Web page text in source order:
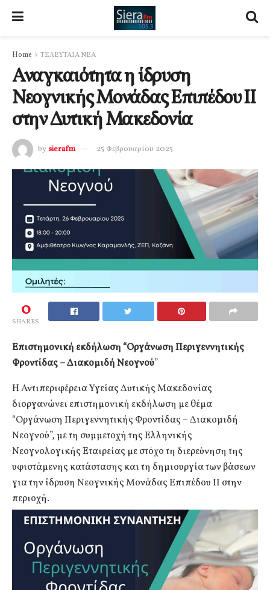
Home ΤΕΛΕΥΤΑΙΑ ΝΕΑ
Αναγκαιότητα η ίδρυση
Νεογνικής Μονάδας Επιπέδου ΙΙ
στην Δυτική Μακεδονία
by sierafm 25 Φεβρουαρίου 2025
0
SHARES
Επιστημονική εκδήλωση “Οργάνωση Περιγεννητικής
Φροντίδας – Διακομιδή Νεογνού”
Η Αντιπεριφέρεια Υγείας Δυτικής Μακεδονίας
διοργανώνει επιστημονική εκδήλωση με θέμα
“Οργάνωση Περιγεννητικής Φροντίδας – Διακομιδή
Νεογνού”, με τη συμμετοχή της Ελληνικής
Νεογνολογικής Εταιρείας με στόχο τη διερεύνηση της
υφιστάμενης κατάστασης και τη δημιουργία των βάσεων
για την ίδρυση Νεογνικής Μονάδας Επιπέδου ΙΙ στην
περιοχή.